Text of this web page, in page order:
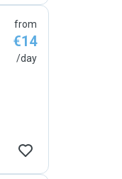
from
€14
/day